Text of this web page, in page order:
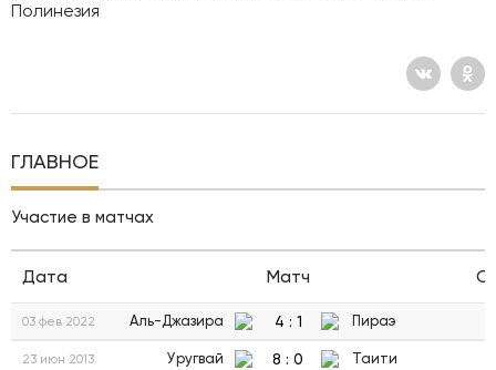
ГЛАВНОЕ
Участие в матчах
Дата Матч
03 фев 2022 Аль-Джазира 4 : 1 Пираэ
23 июн 2013 Уругвай 8 : 0 Таити